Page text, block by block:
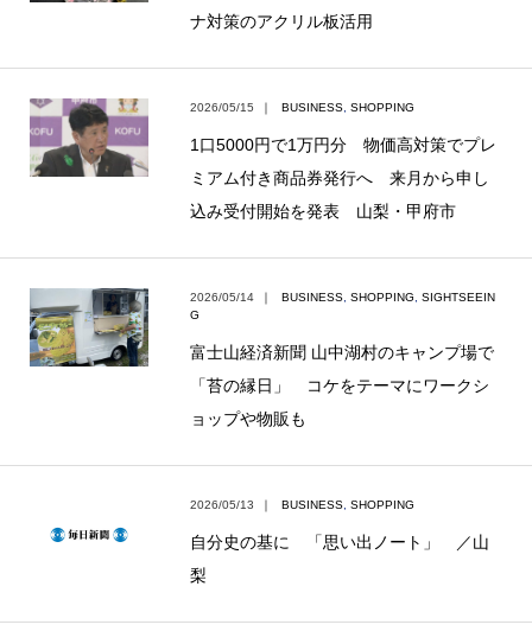
ナ対策のアクリル板活用
2026/05/15 ｜ BUSINESS SHOPPING
1口5000円で1万円分 物価高対策でプレ
ミアム付き商品券発行へ 来月から申し
込み受付開始を発表 山梨・甲府市
2026/05/14 ｜ BUSINESS SHOPPING
SIGHTSEEIN
G
富士山経済新聞 山中湖村のキャンプ場で
「苔の縁日」 コケをテーマにワークシ
ョップや物販も
2026/05/13 ｜ BUSINESS SHOPPING
自分史の基に 「思い出ノート」 ／山
梨